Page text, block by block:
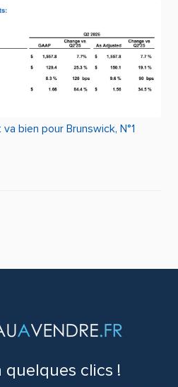
bien pour Brunswick, N°1
clics !